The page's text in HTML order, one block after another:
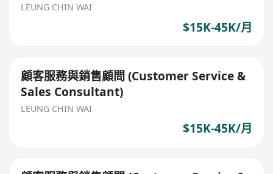
LEUNG CHIN WAI
$15K-45K/月
顧客服務與銷售顧問 (Customer Service &
Sales Consultant)
LEUNG CHIN WAI
$15K-45K/月